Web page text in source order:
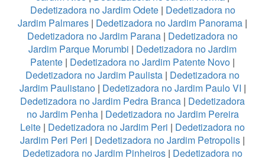
Dedetizadora no Jardim Odete| Dedetizadora no
Jardim Palmares | Dedetizadora no Jardim Panorama |
Dedetizadora no Jardim Parana | Dedetizadora no
Jardim Parque Morumbi | Dedetizadora no Jardim
Patente | Dedetizadora no Jardim Patente Novo |
Dedetizadora no Jardim Paulista | Dedetizadora no
Jardim Paulistano| Dedetizadora no Jardim Paulo VI |
Dedetizadora no Jardim Pedra Branca | Dedetizadora
no Jardim Penha| Dedetizadora no Jardim Pereira
Leite | Dedetizadora no Jardim Peri | Dedetizadora no
Jardim Peri Peri | Dedetizadora no Jardim Petropolis |
Dedetizadora no Jardim Pinheiros | Dedetizadora no